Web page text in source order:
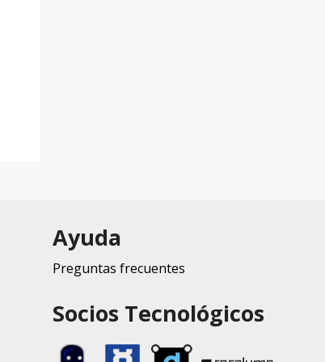
Ayuda
Preguntas frecuentes
Socios Tecnológicos